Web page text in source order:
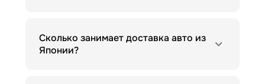
Сколько занимает доставка авто из
Японии?